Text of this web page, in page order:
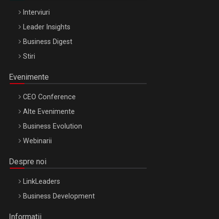
Interviuri
Leader Insights
Business Digest
Stiri
Evenimente
CEO Conference
Alte Evenimente
Business Evolution
Webinarii
Despre noi
LinkLeaders
Business Development
Informatii